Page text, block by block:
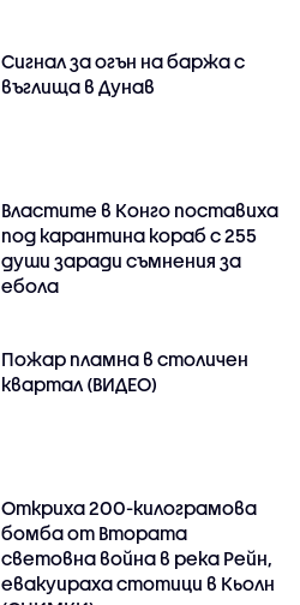
Сигнал за огън на баржа с
въглища в Дунав
Властите в Конго поставиха
под карантина кораб с 255
души заради съмнения за
ебола
Пожар пламна в столичен
квартал (ВИДЕО)
Откриха 200-килограмова
бомба от Втората
световна война в река Рейн,
евакуираха стотици в Кьолн